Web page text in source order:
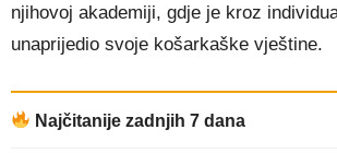
njihovoj akademiji, gdje je kroz
unaprijedio svoje košarkaške vještine.
Najčitanije zadnjih 7 dana